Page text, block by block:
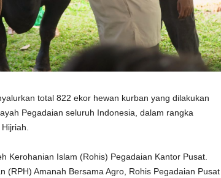
total 822 ekor hewan kurban yang dilakukan
Pegadaian seluruh Indonesia, dalam rangka
Kerohanian Islam (Rohis) Pegadaian Kantor Pusat.
(RPH) Amanah Bersama Agro, Rohis Pegadaian Pusat